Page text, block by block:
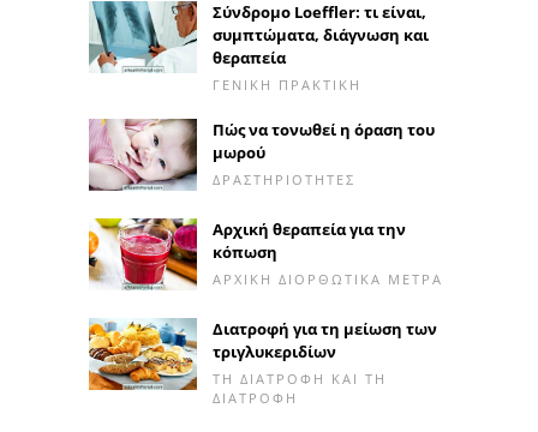
Σύνδρομο Loeffler: τι είναι,
συμπτώματα, διάγνωση και
θεραπεία
ΓΕΝΙΚΉ ΠΡΑΚΤΙΚΉ
Πώς να τονωθεί η όραση του
μωρού
ΔΡΑΣΤΗΡΙΌΤΗΤΕΣ
Αρχική θεραπεία για την
κόπωση
ΑΡΧΙΚΉ ΔΙΟΡΘΩΤΙΚΆ ΜΈΤΡΑ
Διατροφή για τη μείωση των
τριγλυκεριδίων
ΤΗ ΔΙΑΤΡΟΦΉ ΚΑΙ ΤΗ
ΔΙΑΤΡΟΦΉ